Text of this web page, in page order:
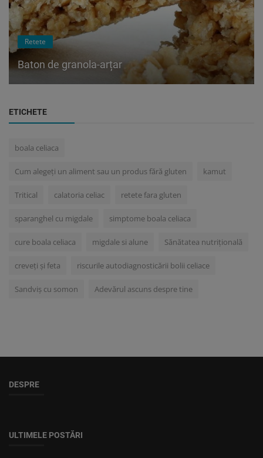
Retete
Baton de granola-arțar
ETICHETE
boala celiaca
Cum alegeți un aliment sau un produs fără gluten kamut
Tritical calatoria celiac retete fara gluten
sparanghel cu migdale simptome boala celiaca
cure boala celiaca migdale si alune Sănătatea nutrițională
creveți și feta riscurile autodiagnosticării bolii celiace
Sandviș cu somon Adevărul ascuns despre tine
DESPRE
ULTIMELE POSTĂRI